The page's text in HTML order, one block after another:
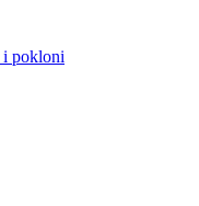
pokloni